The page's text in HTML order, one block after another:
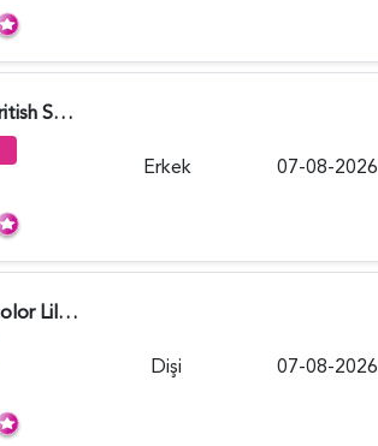
Kusursuz Uyum British Shorthair Bi Color Erkek - 6011
Erkek 07-08-2026
Scottish Fold Bicolor Lilac Dişi - 6014
Dişi 07-08-2026